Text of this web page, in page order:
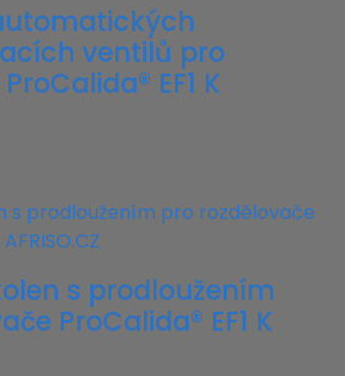
ventilů pro
EF1 K
s prodloužením
ProCalida® EF1 K